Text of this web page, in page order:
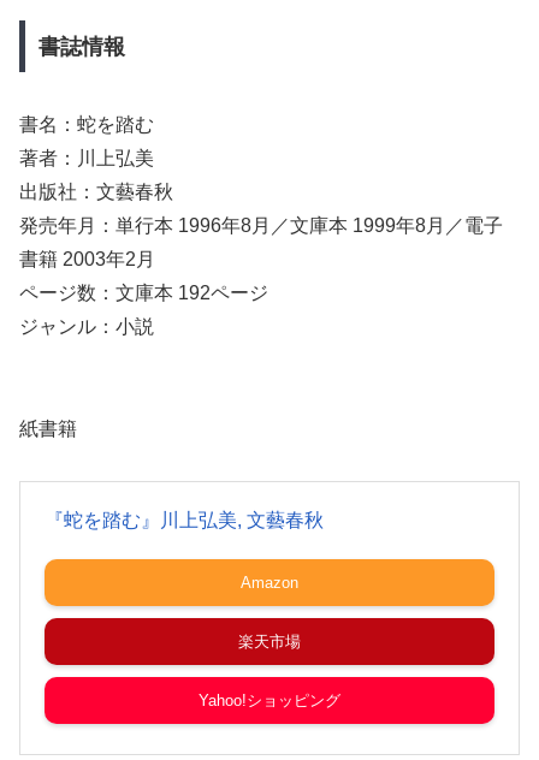
書誌情報
書名：蛇を踏む
著者：川上弘美
出版社：文藝春秋
発売年月：単行本 1996年8月／文庫本 1999年8月／電子
書籍 2003年2月
ページ数：文庫本 192ページ
ジャンル：小説
紙書籍
『蛇を踏む』川上弘美, 文藝春秋
Amazon
楽天市場
Yahoo!ショッピング